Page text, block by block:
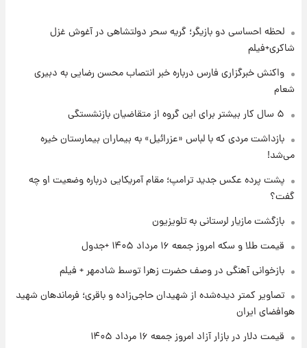
۱ روز پیش
شماره پیراهن خریدهای جدید پرسپولیس اعلام
شد؛ تیکدری، محبی و سرگیف با اعداد ویژه
جزئیات فعال‌سازی «کیف پول ایران» اعلام
شد+فیلم
۱ روز پیش
تغییر تند قیمت محصولات ایران‌خودرو و سایپا
امروز پنجشنبه ۱۵ مرداد ۱۴۰۵ +جدول
قیمت طلا و سکه امروز پنجشنبه ۱۵ مرداد ۱۴۰۵
لحظه احساسی دو بازیگر؛ گریه سحر دولتشاهی در آغوش غزل
شاکری+فیلم
واکنش خبرگزاری فارس درباره خبر انتصاب محسن رضایی به دبیری
شعام
۵ سال کار بیشتر برای این گروه از متقاضیان بازنشستگی
بازداشت مردی که با لباس «عزرائیل» به بیماران بیمارستان خیره
می‌شد!
پشت پرده عکس جدید ترامپ؛ مقام آمریکایی درباره وضعیت او چه
گفت؟
بازگشت مازیار لرستانی به تلویزیون
قیمت طلا و سکه امروز جمعه ۱۶ مرداد ۱۴۰۵ +جدول
بازخوانی آهنگی در وصف حضرت زهرا توسط شادمهر + فیلم
تصاویر کمتر دیده‌شده از شهیدان حاجی‌زاده و باقری؛ فرماندهان شهید
هوافضای ایران
قیمت دلار در بازار آزاد امروز جمعه ۱۶ مرداد ۱۴۰۵